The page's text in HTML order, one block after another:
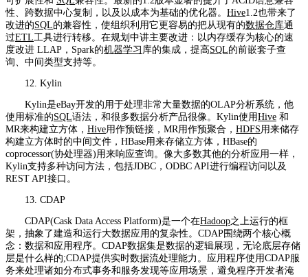
性、跨数据中心复制，以及以成本为基础的优化器。 Hive1.2也带来了
改进的SQL的兼容性，使组织利用它更容易的把从现有的数据仓库通
过ETL工具进行转移。在规划中讲主要改进：以内存缓存为核心的速
度改进 LLAP，Spark的机器学习 库的集成，提高SQL的前嵌套子查
询、中间类型支持等。
12. Kylin
Kylin是eBay开发的用于处理非常大量数据的OLAP分析系统，他
使用标准的SQL语法，和很多数据分析产品很像。Kylin使用Hive 和
MR来构建立方体， Hive用作预链接，MR用作预聚合， HDFS用来储存
构建立方体时的中间文件，HBase用来存储立方体，HBase的
coprocessor(协处理器)用来响应查询。像大多数其他的分析应用一样，
Kylin支持多种访问方法，包括JDBC，ODBC API进行编程访问以及
REST API接口。
13. CDAP
CDAP(Cask Data Access Platform)是一个在Hadoop之上运行的框
架，抽象了建造和运行大数据应用的复杂性。CDAP围绕两个核心概
念：数据和应用程序。CDAP数据集是数据的逻辑展现，无论底层存储
层是什么样的;CDAP提供实时数据流处理能力。应用程序使用CDAP服
务来处理诸如分布式事务和服务发现等应用场景，避免程序开发者淹